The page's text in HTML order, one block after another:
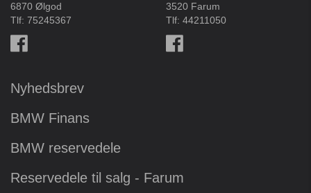
6870 Ølgod
Tlf: 75245367
3520 Farum
Tlf: 44211050
Nyhedsbrev
BMW Finans
BMW reservedele
Reservedele til salg - Farum